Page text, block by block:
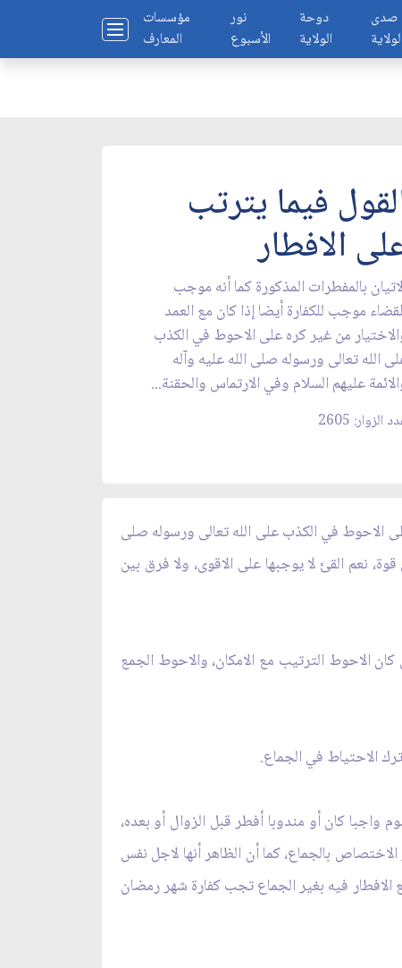
مؤسسات
المعارف
نور
الأسبوع
دوحة
الولاية
صدى
الولاية
فيما يترتب
الافطار
بالمفطرات المذكورة كما أنه موجب
موجب للكفارة أيضا إذا كان مع العمد
من غير كره على الاحوط في الكذب
الله تعالى ورسوله صلى الله عليه وآله
عليهم السلام وفي الارتماس والحقنة...
الزوار: 2605
الاحوط في الكذب على الله تعالى ورسوله صلى
نعم القئ لا يوجبها على الاقوى، ولا فرق بين
الاحوط الترتيب مع الامكان، والاحوط الجمع
الاحتياط في الجماع.
كان أو مندوبا أفطر قبل الزوال أو بعده،
بالجماع، كما أن الظاهر أنها لاجل نفس
الافطار فيه بغير الجماع تجب كفارة شهر رمضان